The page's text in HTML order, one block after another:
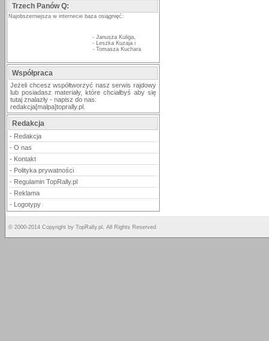
Trzech Panów Q:
Najobszerniejsza w internecie baza osiągnięć:
- Janusza Kuliga,
- Leszka Kuzaja i
- Tomasza Kuchara
Współpraca
Jeżeli chcesz współtworzyć nasz serwis rajdowy
lub posiadasz materiały, które chciałbyś aby się
tutaj znalazły - napisz do nas:
redakcja[malpa]toprally.pl.
Redakcja
- Redakcja
- O nas
- Kontakt
- Polityka prywatności
- Regulamin TopRally.pl
- Reklama
- Logotypy
© 2000-2014 Copyright by TopRally.pl, All Rights Reserved